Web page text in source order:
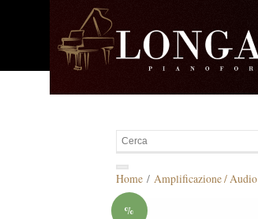
Home / Amplificazione / Audio
%